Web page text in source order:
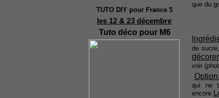
TUTO DIY pour France 5
les 12 & 23 décembre
Tuto déco pour M6
que du
de
voir
Option
qui ne
encore